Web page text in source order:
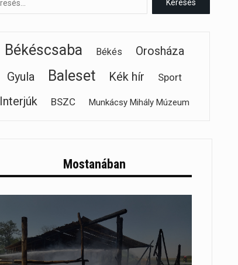
Békéscsaba Békés
Orosháza
Gyula
Baleset Kék hír Sport
Interjúk BSZC Munkácsy Mihály Múzeum
Mostanában